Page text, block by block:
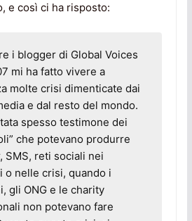
e così ci ha risposto:
i blogger di Global Voices
mi ha fatto vivere a
molte crisi dimenticate dai
e dal resto del mondo.
spesso testimone dei
che potevano produrre
SMS, reti sociali nei
o nelle crisi, quando i
gli ONG e le charity
non potevano fare